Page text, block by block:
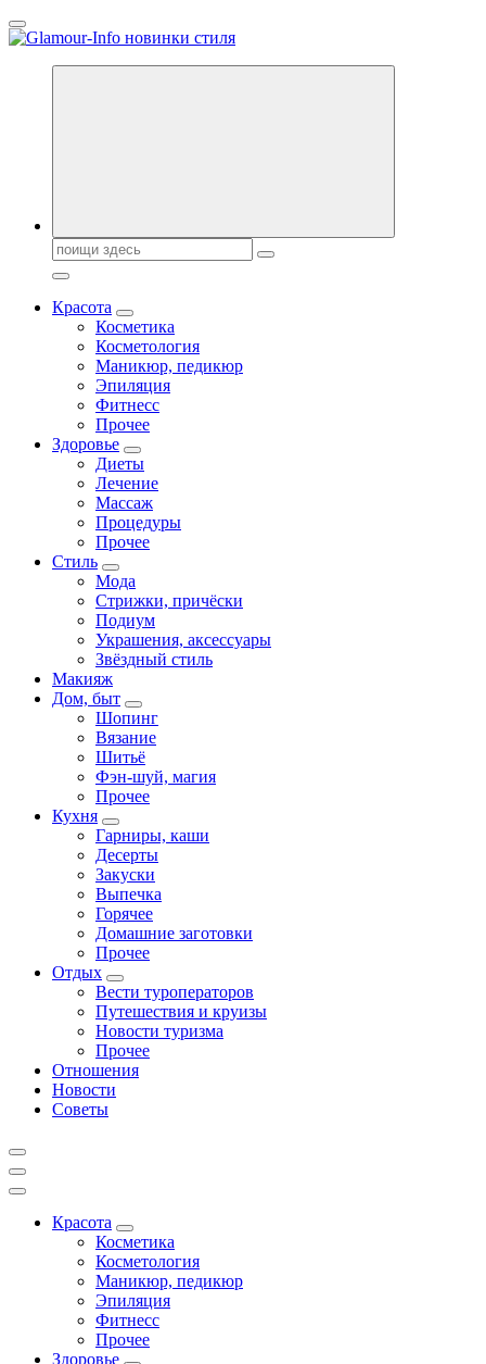
Перейти
к
Секреты молодости, красоты и долголетия. Гламурный журнал
Поиск:
Красота
Косметика
Косметология
Маникюр, педикюр
Эпиляция
Фитнесс
Прочее
Здоровье
Диеты
Лечение
Массаж
Процедуры
Прочее
Стиль
Мода
Стрижки, причёски
Подиум
Украшения, аксессуары
Звёздный стиль
Макияж
Дом, быт
Шопинг
Вязание
Шитьё
Фэн-шуй, магия
Прочее
Кухня
Гарниры, каши
Десерты
Закуски
Выпечка
Горячее
Домашние заготовки
Прочее
Отдых
Вести туроператоров
Путешествия и круизы
Новости туризма
Прочее
Отношения
Новости
Советы
Красота
Косметика
Косметология
Маникюр, педикюр
Эпиляция
Фитнесс
Прочее
Здоровье